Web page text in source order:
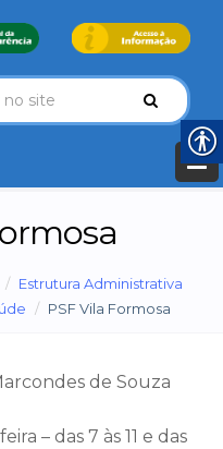
Estrutura Administrativa
PSF Vila Formosa
de Souza
– das 7 às 11 e das